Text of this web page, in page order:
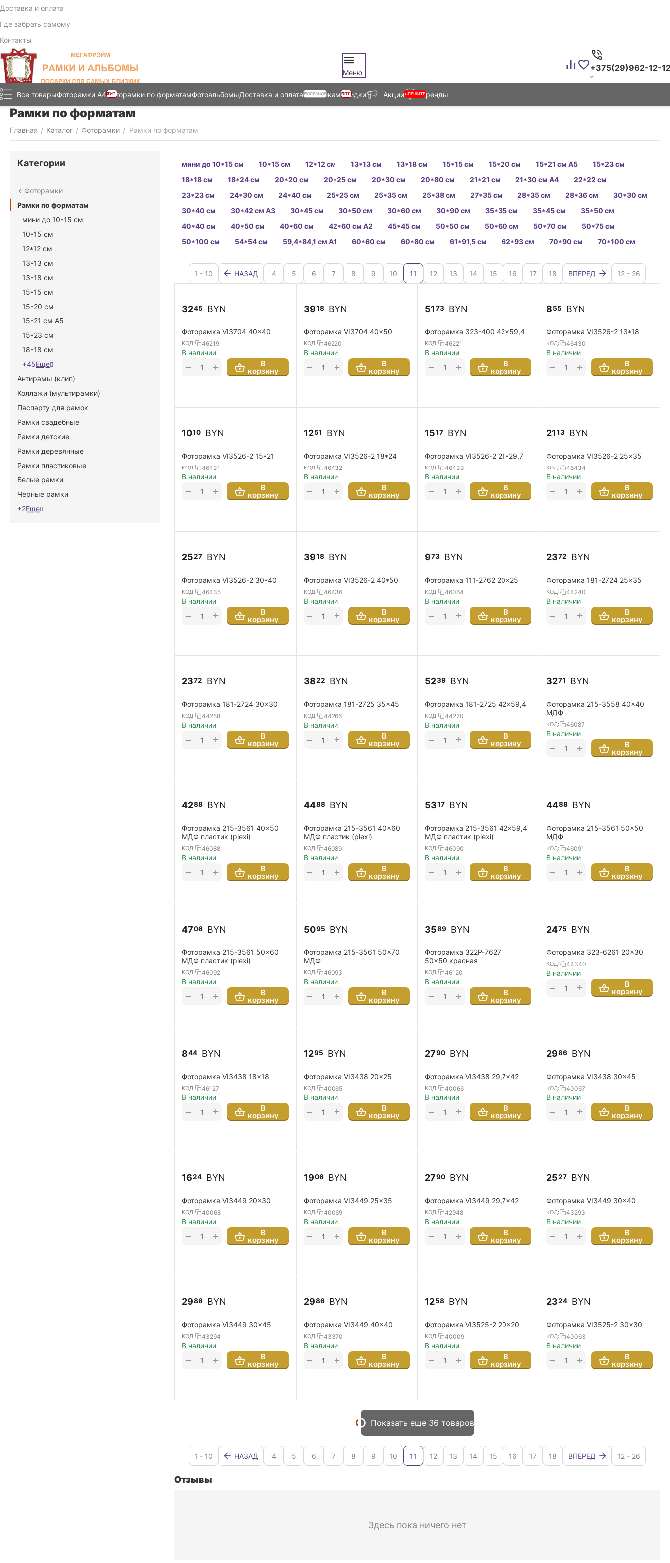
Доставка и оплата
Где забрать самому
Контакты
Меню +375(29)962-12-12
Все товарыФоторамки А4ХИТ
Фоторамки по форматамФотоальбомыДоставка и оплата ПОЛЕЗНОЕ
Оптовикам ОПТ
Скидки АкцииСПЕШИТЕБренды
Рамки по форматам
Главная / Каталог / Фоторамки / Рамки по форматам
мини до 10*15 см 10*15 см 12*12 см 13*13 см 13*18 см 15*15 см 15*20 см 15*21 см А5
15*23 см
18*18 см
18*24 см 20*20 см 20*25 см 20*30 см 20*80 см 21*21 см 21*30 см А4
22*22 см
23*23 см
24*30 см 24*40 см 25*25 см 25*35 см 25*38 см 27*35 см 28*35 см 28*36 см
30*30 см
30*40 см
30*42 см А3 30*45 см 30*50 см 30*60 см 30*90 см 35*35 см 35*45 см
35*50 см
40*40 см
40*50 см 40*60 см 42*60 см А2 45*45 см 50*50 см 50*60 см 50*70 см
50*75 см
50*100 см
54*54 см 59,4*84,1 см А1 60*60 см 60*80 см 61*91,5 см 62*93 см 70*90 см 70*100 см
1 - 10 НАЗАД 4 5 6 7 8 9 10 11 12 13 14 15 16 17 18 ВПЕРЕД 12 - 26
3245 BYN
Фоторамка VI3704 40x40
КОД: 46219
В наличии
В
корзину
+
−
3918 BYN
Фоторамка VI3704 40x50
КОД: 46220
В наличии
В
корзину
+
−
5173 BYN
Фоторамка 323-400 42x59,4
КОД: 46221
В наличии
В
корзину
+
−
855 BYN
Фоторамка VI3526-2 13*18
КОД: 46430
В наличии
В
корзину
+
−
1010 BYN
Фоторамка VI3526-2 15*21
КОД: 46431
В наличии
В
корзину
+
−
1251 BYN
Фоторамка VI3526-2 18*24
КОД: 46432
В наличии
В
корзину
+
−
1517 BYN
Фоторамка VI3526-2 21*29,7
КОД: 46433
В наличии
В
корзину
+
−
2113 BYN
Фоторамка VI3526-2 25x35
КОД: 46434
В наличии
В
корзину
+
−
2527 BYN
Фоторамка VI3526-2 30*40
КОД: 46435
В наличии
В
корзину
+
−
3918 BYN
Фоторамка VI3526-2 40*50
КОД: 46436
В наличии
В
корзину
+
−
973 BYN
Фоторамка 111-2762 20x25
КОД: 46064
В наличии
В
корзину
+
−
2372 BYN
Фоторамка 181-2724 25x35
КОД: 44240
В наличии
В
корзину
+
−
2372 BYN
Фоторамка 181-2724 30x30
КОД: 44258
В наличии
В
корзину
+
−
3822 BYN
Фоторамка 181-2725 35x45
КОД: 44266
В наличии
В
корзину
+
−
5239 BYN
Фоторамка 181-2725 42x59,4
КОД: 44270
В наличии
В
корзину
+
−
3271 BYN
Фоторамка 215-3558 40x40
МДФ
КОД: 46087
В наличии
В
корзину
+
−
4288 BYN
Фоторамка 215-3561 40x50
МДФ пластик (plexi)
КОД: 46088
В наличии
В
корзину
+
−
4488 BYN
Фоторамка 215-3561 40x60
МДФ пластик (plexi)
КОД: 46089
В наличии
В
корзину
+
−
5317 BYN
Фоторамка 215-3561 42x59,4
МДФ пластик (plexi)
КОД: 46090
В наличии
В
корзину
+
−
4488 BYN
Фоторамка 215-3561 50x50
МДФ
КОД: 46091
В наличии
В
корзину
+
−
4706 BYN
Фоторамка 215-3561 50x60
МДФ пластик (plexi)
КОД: 46092
В наличии
В
корзину
+
−
5095 BYN
Фоторамка 215-3561 50x70
МДФ
КОД: 46093
В наличии
В
корзину
+
−
3589 BYN
Фоторамка 322P-7627
50x50 красная
КОД: 46120
В наличии
В
корзину
+
−
2475 BYN
Фоторамка 323-6261 20x30
КОД: 44340
В наличии
В
корзину
+
−
844 BYN
Фоторамка VI3438 18x18
КОД: 46127
В наличии
В
корзину
+
−
1295 BYN
Фоторамка VI3438 20x25
КОД: 40065
В наличии
В
корзину
+
−
2790 BYN
Фоторамка VI3438 29,7x42
КОД: 40066
В наличии
В
корзину
+
−
2986 BYN
Фоторамка VI3438 30x45
КОД: 40067
В наличии
В
корзину
+
−
1624 BYN
Фоторамка VI3449 20x30
КОД: 40068
В наличии
В
корзину
+
−
1906 BYN
Фоторамка VI3449 25x35
КОД: 40069
В наличии
В
корзину
+
−
2790 BYN
Фоторамка VI3449 29,7x42
КОД: 42948
В наличии
В
корзину
+
−
2527 BYN
Фоторамка VI3449 30x40
КОД: 43293
В наличии
В
корзину
+
−
2986 BYN
Фоторамка VI3449 30x45
КОД: 43294
В наличии
В
корзину
+
−
2986 BYN
Фоторамка VI3449 40x40
КОД: 43370
В наличии
В
корзину
+
−
1258 BYN
Фоторамка VI3525-2 20x20
КОД: 40009
В наличии
В
корзину
+
−
2324 BYN
Фоторамка VI3525-2 30x30
КОД: 40063
В наличии
В
корзину
+
−
Показать еще 36 товаров
1 - 10 НАЗАД 4 5 6 7 8 9 10 11 12 13 14 15 16 17 18 ВПЕРЕД 12 - 26
Отзывы
Здесь пока ничего нет
Категории
Фоторамки
Рамки по форматам
мини до 10*15 см
10*15 см
12*12 см
13*13 см
13*18 см
15*15 см
15*20 см
15*21 см А5
15*23 см
18*18 см
+45Еще
Антирамы (клип)
Коллажи (мультирамки)
Паспарту для рамок
Рамки свадебные
Рамки детские
Рамки деревянные
Рамки пластиковые
Белые рамки
Черные рамки
+2Еще